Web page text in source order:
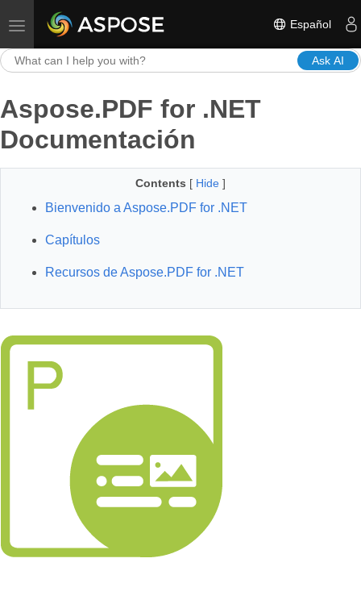
Toggle navigation Español
Ask AI
Aspose.PDF for .NET
Documentación
Contents [ Hide ]
Bienvenido a Aspose.PDF for .NET
Capítulos
Recursos de Aspose.PDF for .NET